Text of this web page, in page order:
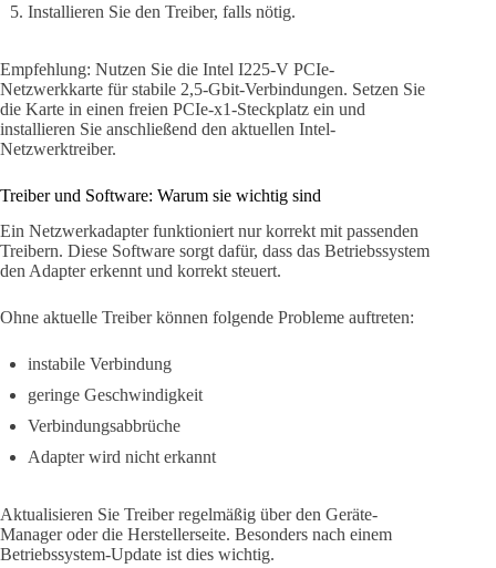
Installieren Sie den Treiber, falls nötig.
Empfehlung: Nutzen Sie die Intel I225-V PCIe-
Netzwerkkarte für stabile 2,5-Gbit-Verbindungen. Setzen Sie
die Karte in einen freien PCIe-x1-Steckplatz ein und
installieren Sie anschließend den aktuellen Intel-
Netzwerktreiber.
Treiber und Software: Warum sie wichtig sind
Ein Netzwerkadapter funktioniert nur korrekt mit passenden
Treibern. Diese Software sorgt dafür, dass das Betriebssystem
den Adapter erkennt und korrekt steuert.
Ohne aktuelle Treiber können folgende Probleme auftreten:
instabile Verbindung
geringe Geschwindigkeit
Verbindungsabbrüche
Adapter wird nicht erkannt
Aktualisieren Sie Treiber regelmäßig über den Geräte-
Manager oder die Herstellerseite. Besonders nach einem
Betriebssystem-Update ist dies wichtig.